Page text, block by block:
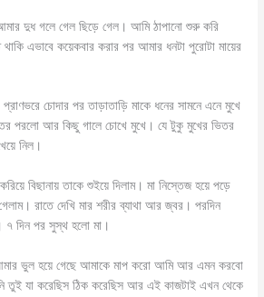
দুধ গলে গেল ছিড়ে গেল। আমি ঠাপানো শুরু করি
এভাবে কয়েকবার করার পর আমার ধনটা পুরোটা মায়ের
প্রাণভরে চোদার পর তাড়াতাড়ি মাকে ধনের সামনে এনে মুখে
পরলো আর কিছু গালে চোখে মুখে। যে টুকু মুখের ভিতর
নিল।
বিছানায় তাকে শুইয়ে দিলাম। মা নিস্তেজ হয়ে পড়ে
রাতে দেখি মার শরীর ব্যাথা আর জ্বর। পরদিন
৭ দিন পর সুস্থ হলো মা।
ভুল হয়ে গেছে আমাকে মাপ করো আমি আর এমন করবো
তুই যা করেছিস ঠিক করেছিস আর এই কাজটাই এখন থেকে